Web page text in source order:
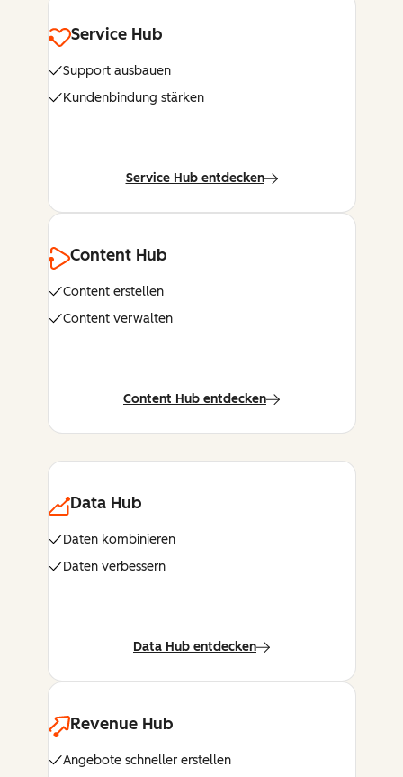
Service Hub
Support ausbauen
Kundenbindung stärken
Service Hub entdecken
Content Hub
Content erstellen
Content verwalten
Content Hub entdecken
Data Hub
Daten kombinieren
Daten verbessern
Data Hub entdecken
Revenue Hub
Angebote schneller erstellen